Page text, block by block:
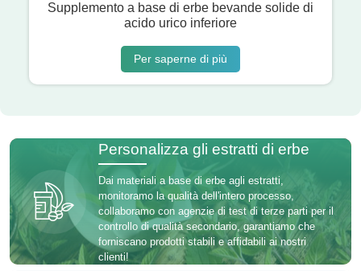
Supplemento a base di erbe bevande solide di
acido urico inferiore
Per saperne di più
Personalizza gli estratti di erbe
Dai materiali a base di erbe agli estratti,
monitoramo la qualità dell'intero processo,
collaboramo con agenzie di test di terze parti per il
controllo di qualità secondario, garantiamo che
forniscano prodotti stabili e affidabili ai nostri
clienti!